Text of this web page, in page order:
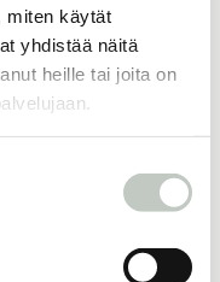
miten käytät
yhdistää näitä
heille tai joita on